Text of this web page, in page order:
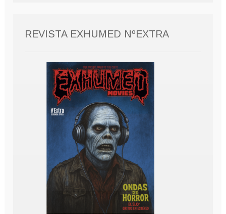
REVISTA EXHUMED NºEXTRA